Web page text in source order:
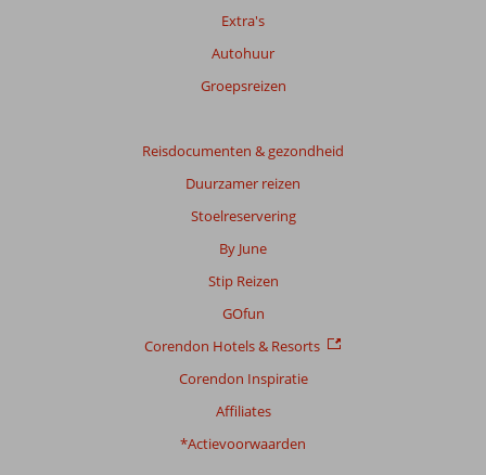
Extra's
Autohuur
Groepsreizen
Reisdocumenten & gezondheid
Duurzamer reizen
Stoelreservering
By June
Stip Reizen
GOfun
Corendon Hotels & Resorts
Corendon Inspiratie
Affiliates
*Actievoorwaarden